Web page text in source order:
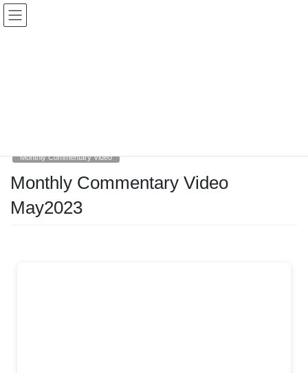
Monthly Commentary Video
Monthly Commentary Video
May2023